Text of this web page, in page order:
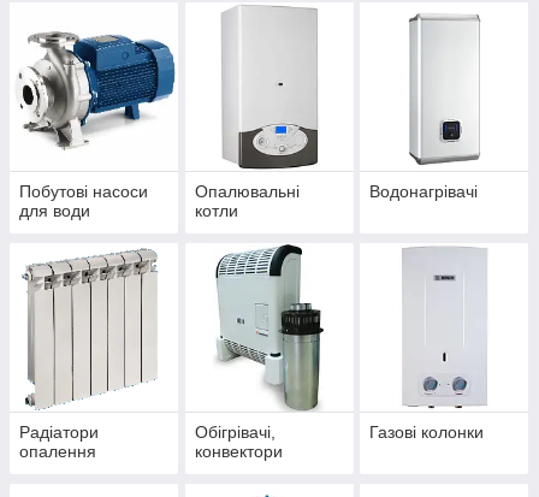
Побутові насоси
для води
Опалювальні
котли
Водонагрівачі
Радіатори
опалення
Обігрівачі,
конвектори
Газові колонки